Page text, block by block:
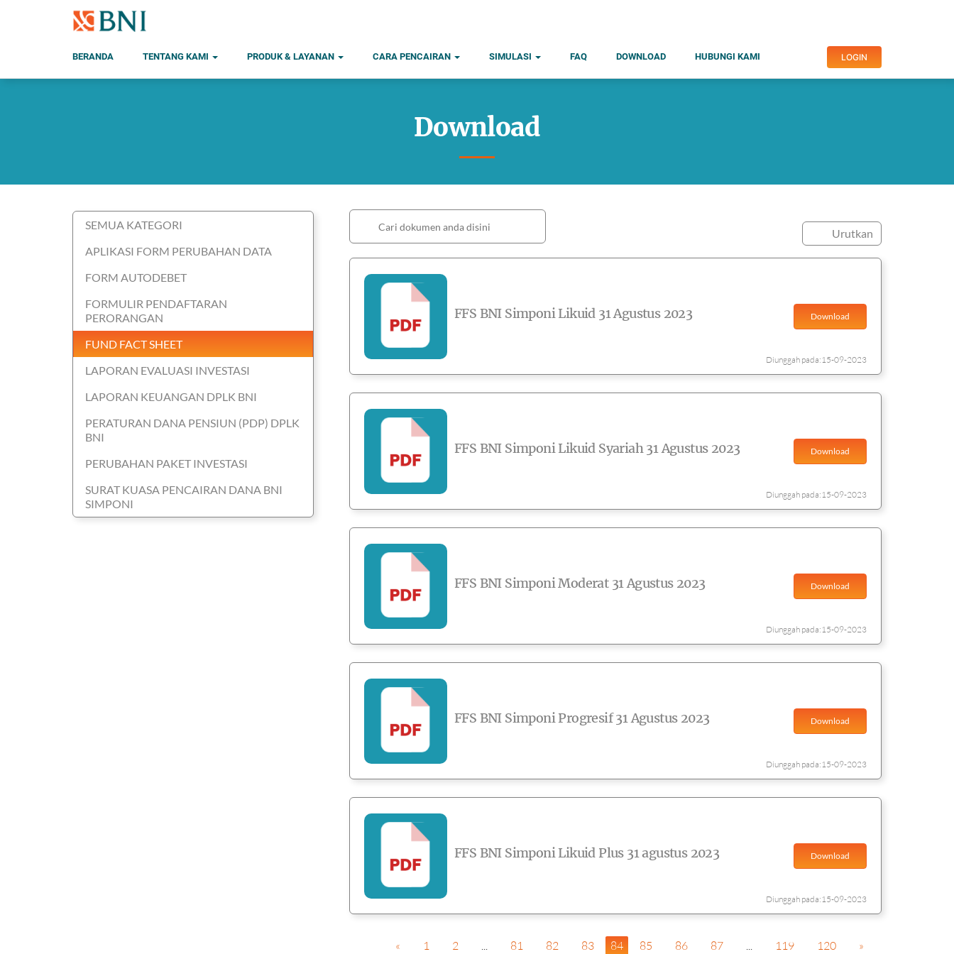
BERANDA TENTANG KAMI PRODUK & LAYANAN CARA PENCAIRAN SIMULASI FAQ DOWNLOAD HUBUNGI KAMI LOGIN
Download
SEMUA KATEGORI
APLIKASI FORM PERUBAHAN DATA
FORM AUTODEBET
FORMULIR PENDAFTARAN
PERORANGAN
FUND FACT SHEET
LAPORAN EVALUASI INVESTASI
LAPORAN KEUANGAN DPLK BNI
PERATURAN DANA PENSIUN (PDP) DPLK
BNI
PERUBAHAN PAKET INVESTASI
SURAT KUASA PENCAIRAN DANA BNI
SIMPONI
Urutkan
FFS BNI Simponi Likuid 31 Agustus 2023 Download
Diunggah pada:15-09-2023
FFS BNI Simponi Likuid Syariah 31 Agustus 2023 Download
Diunggah pada:15-09-2023
FFS BNI Simponi Moderat 31 Agustus 2023 Download
Diunggah pada:15-09-2023
FFS BNI Simponi Progresif 31 Agustus 2023 Download
Diunggah pada:15-09-2023
FFS BNI Simponi Likuid Plus 31 agustus 2023 Download
Diunggah pada:15-09-2023
« 1 2 ... 81 82 83 84 85 86 87 ... 119 120 »